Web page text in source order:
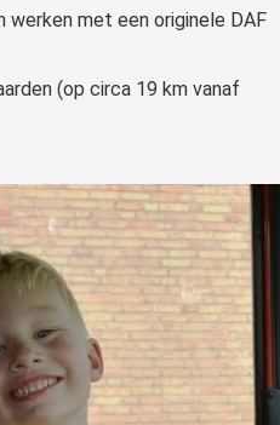
werken met een originele DAF
(op circa 19 km vanaf